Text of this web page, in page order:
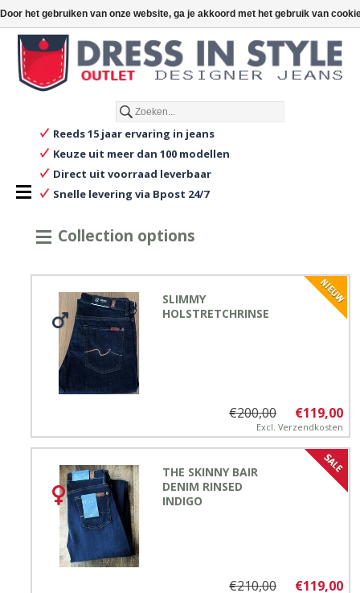
€0,00
€
Reeds 15 jaar ervaring in jeans
Keuze uit meer dan 100 modellen
Direct uit voorraad leverbaar
Snelle levering via Bpost 24/7
Collection options
SLIMMY
HOLSTRETCHRINSE
€119,00
€200,00
Excl. Verzendkosten
THE SKINNY BAIR
DENIM RINSED
INDIGO
€119,00
€210,00
Door het gebruiken van onze website, ga je akkoord met het gebruik van